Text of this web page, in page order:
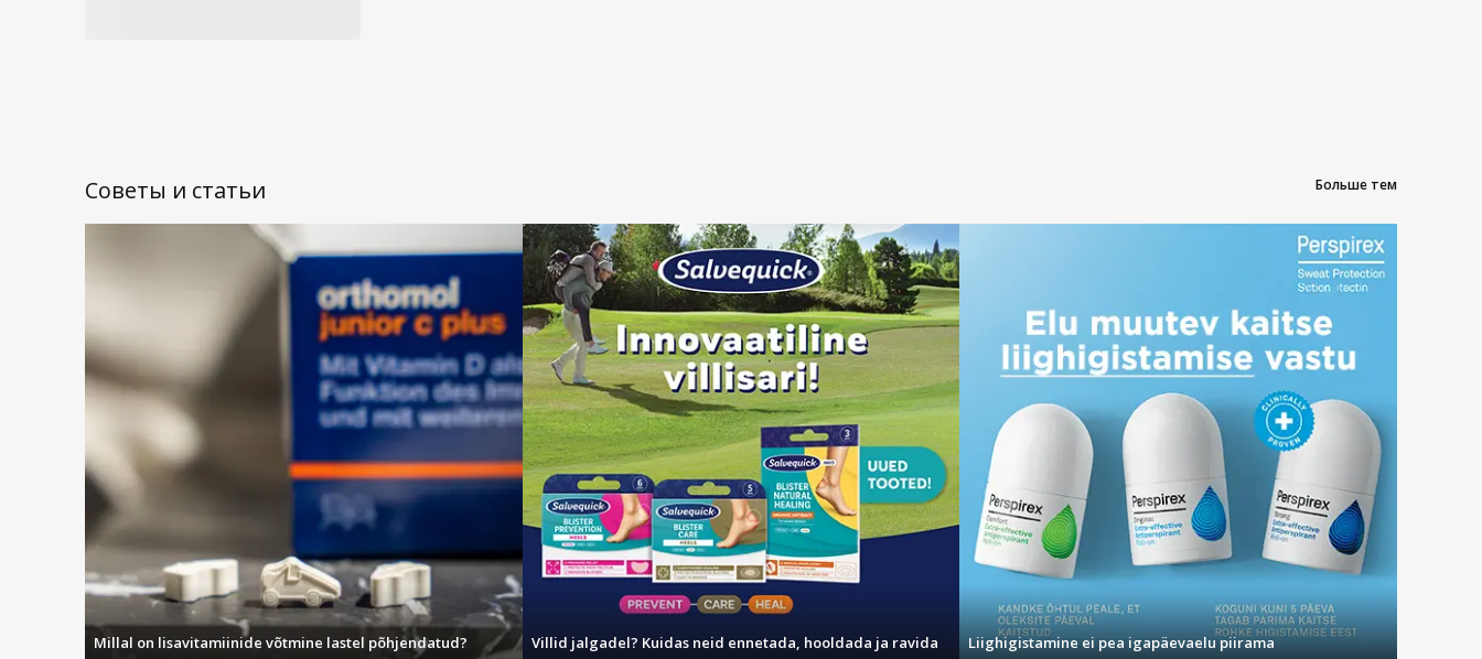
Советы и статьи Больше тем
Millal on lisavitamiinide võtmine lastel põhjendatud? Villid jalgadel? Kuidas neid ennetada, hooldada ja ravida Liighigistamine ei pea igapäevaelu piirama